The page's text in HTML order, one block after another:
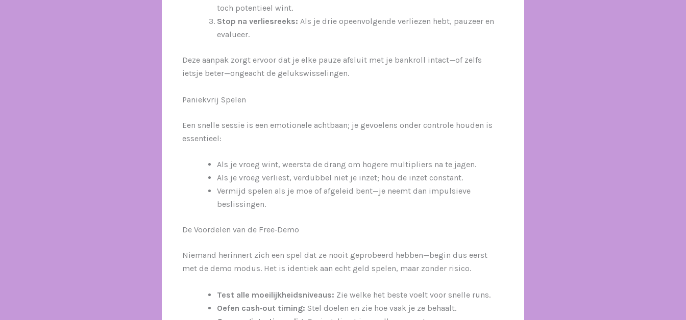
toch potentieel wint.
Stop na verliesreeks: Als je drie opeenvolgende verliezen hebt, pauzeer en
evalueer.
Deze aanpak zorgt ervoor dat je elke pauze afsluit met je bankroll intact—of zelfs
ietsje beter—ongeacht de gelukswisselingen.
Paniekvrij Spelen
Een snelle sessie is een emotionele achtbaan; je gevoelens onder controle houden is
essentieel:
Als je vroeg wint, weersta de drang om hogere multipliers na te jagen.
Als je vroeg verliest, verdubbel niet je inzet; hou de inzet constant.
Vermijd spelen als je moe of afgeleid bent—je neemt dan impulsieve
beslissingen.
De Voordelen van de Free‑Demo
Niemand herinnert zich een spel dat ze nooit geprobeerd hebben—begin dus eerst
met de demo modus. Het is identiek aan echt geld spelen, maar zonder risico.
Test alle moeilijkheidsniveaus: Zie welke het beste voelt voor snelle runs.
Oefen cash‑out timing: Stel doelen en zie hoe vaak je ze behaalt.